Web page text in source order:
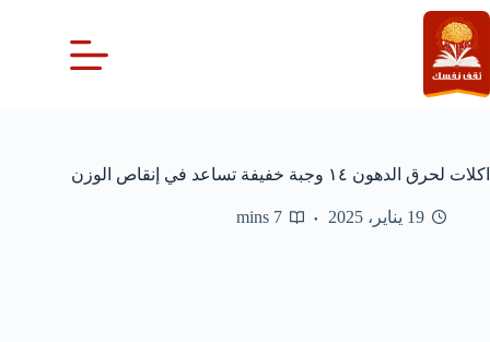
التجاوز
إلى
المحتوى
اكلات لحرق الدهون ١٤ وجبة خفيفة تساعد في إنقاص الوزن
19 يناير، 2025 7 mins